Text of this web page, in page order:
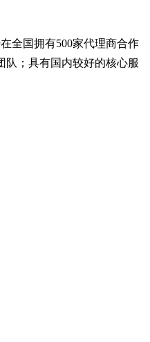
全国拥有500家代理商合作
队；具有国内较好的核心服